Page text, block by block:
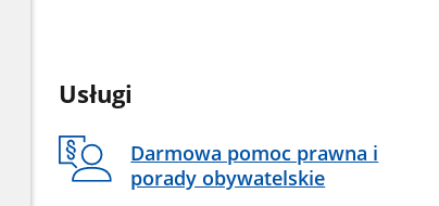
Usługi
Darmowa pomoc prawna i
porady obywatelskie